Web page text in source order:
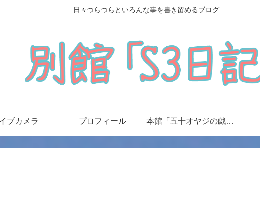
日々つらつらといろんな事を書き留めるブログ
ブカメラ プロフィール 本館「五十オヤジの戯言日記」